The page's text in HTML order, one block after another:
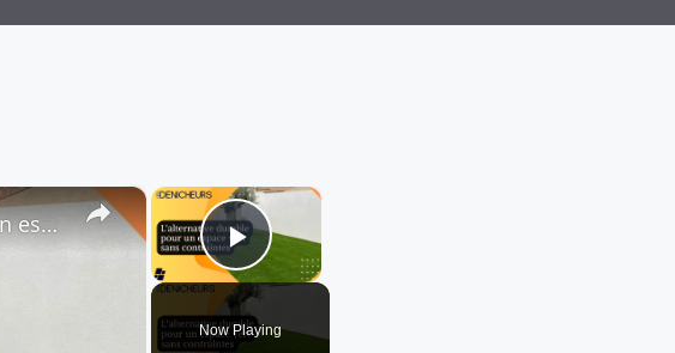
×
Play Video
Now Playing
×
🟩 Gazon synthétique : L'alternative durable pour un espace vert sans contraintes